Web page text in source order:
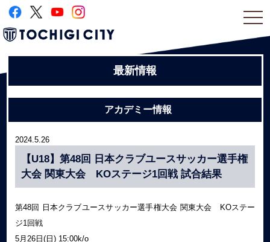
最新情報
アカデミー情報
2024.5.26
【U18】第48回 日本クラブユースサッカー選手権
大会 関東大会 KOステージ1回戦 試合結果
第48回 日本クラブユースサッカー選手権大会 関東大会 KOステー
ジ1回戦
5月26日(日) 15:00k/o